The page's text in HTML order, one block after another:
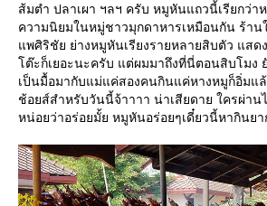
ส้มตำ ปลาเผา ฯลฯ ครับ หมูหันแถวนี้เรียกว่า
ความนิยมในหมู่ชาวมุกดาหารเหมือนกัน ร้า
พศิริชัย ย่างหมูหันเรียงรายหลายสิบตัว แสด
ต๊ะก็เยอะนะครับ แต่ผมมาถึงที่นี่ตอนสิบโมง
เป็นมื้อมากับแม่แค่สองคนกินแค่หางหมูก็อิ่มแ
ช้อยส์สำหรับวันนี้จ้าาาา น่าเสียดาย ใครผ่าน
หน่อยว่าอร่อยมั้ย หมูหันอร่อยๆเดี๋ยวนี้หากินยา